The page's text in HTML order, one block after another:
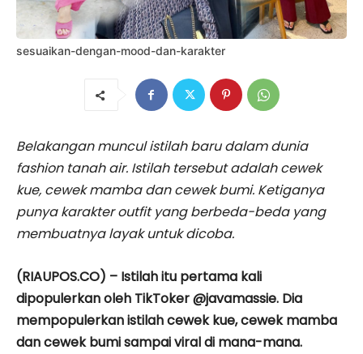
sesuaikan-dengan-mood-dan-karakter
Belakangan muncul istilah baru dalam dunia
fashion tanah air. Istilah tersebut adalah cewek
kue, cewek mamba dan cewek bumi. Ketiganya
punya karakter outfit yang berbeda-beda yang
membuatnya layak untuk dicoba.
(RIAUPOS.CO) – Istilah itu pertama kali
dipopulerkan oleh TikToker @javamassie. Dia
mempopulerkan istilah cewek kue, cewek mamba
dan cewek bumi sampai viral di mana-mana.